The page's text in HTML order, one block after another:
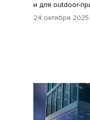
и для outdoor-
24 октября 2025